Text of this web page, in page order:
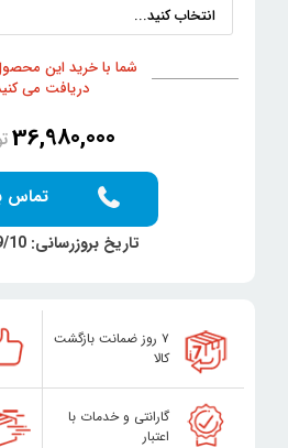
دریافت می
36,980,000
تماس
تاریخ بروزرسانی: 1404/09/10
۷ روز ضمانت بازگشت
کالا
گارانتی و خدمات با
اعتبار